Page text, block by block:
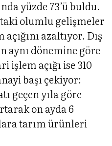
yüzde 73’ü buldu.
olumlu gelişmeler
azaltıyor. Dış
aynı dönemine göre
işlem açığı ise 310
başı çekiyor:
geçen yıla göre
on ayda 6
tarım ürünleri